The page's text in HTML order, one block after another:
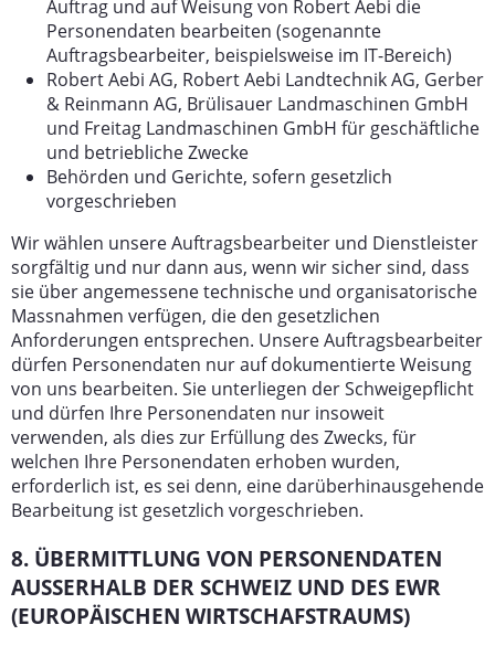
Auftrag und auf Weisung von Robert Aebi die
Personendaten bearbeiten (sogenannte
Auftragsbearbeiter, beispielsweise im IT-Bereich)
Robert Aebi AG, Robert Aebi Landtechnik AG, Gerber
& Reinmann AG, Brülisauer Landmaschinen GmbH
und Freitag Landmaschinen GmbH für geschäftliche
und betriebliche Zwecke
Behörden und Gerichte, sofern gesetzlich
vorgeschrieben
Wir wählen unsere Auftragsbearbeiter und Dienstleister
sorgfältig und nur dann aus, wenn wir sicher sind, dass
sie über angemessene technische und organisatorische
Massnahmen verfügen, die den gesetzlichen
Anforderungen entsprechen. Unsere Auftragsbearbeiter
dürfen Personendaten nur auf dokumentierte Weisung
von uns bearbeiten. Sie unterliegen der Schweigepflicht
und dürfen Ihre Personendaten nur insoweit
verwenden, als dies zur Erfüllung des Zwecks, für
welchen Ihre Personendaten erhoben wurden,
erforderlich ist, es sei denn, eine darüberhinausgehende
Bearbeitung ist gesetzlich vorgeschrieben.
8. ÜBERMITTLUNG VON PERSONENDATEN
AUSSERHALB DER SCHWEIZ UND DES EWR
(EUROPÄISCHEN WIRTSCHAFSTRAUMS)